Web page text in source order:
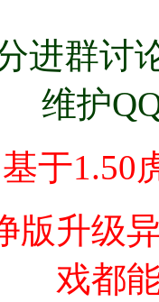
进群讨
维护
于1.50
版升级
戏都